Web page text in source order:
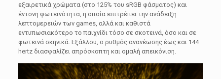
εξαιρετικά χρώματα (στο 125% του sRGB φάσματος) και
έντονη φωτεινότητα, η οποία επιτρέπει την ανάδειξη
λεπτομερειών των games, αλλά και καθιστά
εντυπωσιακότερο το παιχνίδι τόσο σε σκοτεινά, όσο και σε
φωτεινά σκηνικά. Εξάλλου, ο ρυθμός ανανέωσης έως και 144
hertz διασφαλίζει απρόσκοπτη και ομαλή απεικόνιση.